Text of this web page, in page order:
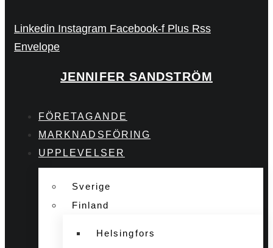
Linkedin Instagram Facebook-f Plus Rss
Envelope
JENNIFER SANDSTRÖM
FÖRETAGANDE
MARKNADSFÖRING
UPPLEVELSER
Sverige
Finland
Helsingfors